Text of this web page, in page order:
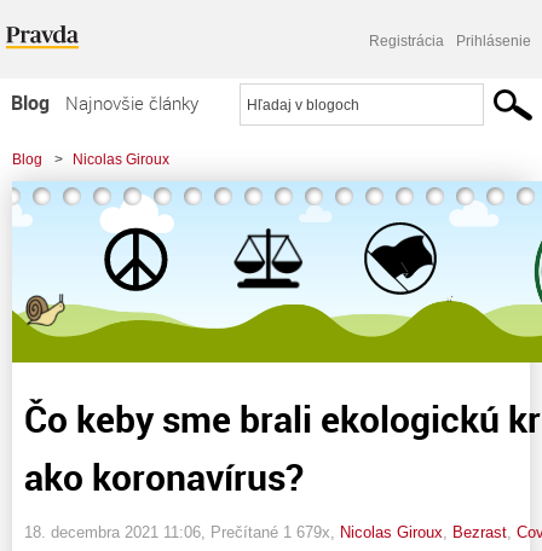
Registrácia Prihlásenie
Blog
Najnovšie články
Najčítanejšie články
Najkomentovanejšie články
Zoznam blogov
Komerčné blogy
Blog > Nicolas Giroux
> Čo keby sme brali ekologickú krízu tak vážne ako koronavírus?
Čo keby sme brali ekologickú
ako koronavírus?
18. decembra 2021 11:06 , Prečítané 1 679x, Nicolas Giroux Bezrast